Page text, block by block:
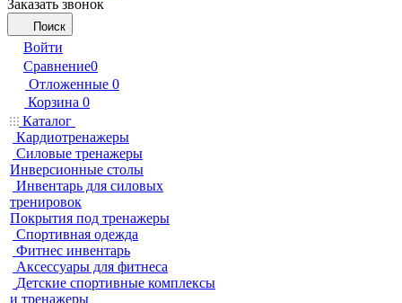
Заказать звонок
Поиск
Войти
Сравнение0
Отложенные 0
Корзина 0
Каталог
Кардиотренажеры
Силовые тренажеры
Инверсионные столы
Инвентарь для силовых
тренировок
Покрытия под тренажеры
Спортивная одежда
Фитнес инвентарь
Аксессуары для фитнеса
Детские спортивные комплексы
и тренажеры